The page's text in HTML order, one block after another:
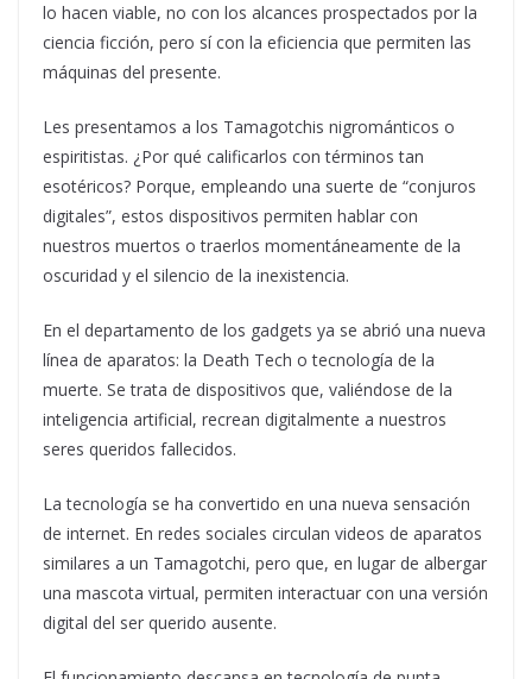
lo hacen viable, no con los alcances prospectados por la
ciencia ficción, pero sí con la eficiencia que permiten las
máquinas del presente.
Les presentamos a los Tamagotchis nigrománticos o
espiritistas. ¿Por qué calificarlos con términos tan
esotéricos? Porque, empleando una suerte de “conjuros
digitales”, estos dispositivos permiten hablar con
nuestros muertos o traerlos momentáneamente de la
oscuridad y el silencio de la inexistencia.
En el departamento de los gadgets ya se abrió una nueva
línea de aparatos: la Death Tech o tecnología de la
muerte. Se trata de dispositivos que, valiéndose de la
inteligencia artificial, recrean digitalmente a nuestros
seres queridos fallecidos.
La tecnología se ha convertido en una nueva sensación
de internet. En redes sociales circulan videos de aparatos
similares a un Tamagotchi, pero que, en lugar de albergar
una mascota virtual, permiten interactuar con una versión
digital del ser querido ausente.